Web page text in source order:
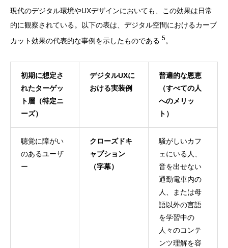
現代のデジタル環境やUXデザインにおいても、この効果は日常
的に観察されている。以下の表は、デジタル空間におけるカーブ
カット効果の代表的な事例を示したものである 5。
初期に想定さ
れたターゲッ
ト層（特定ニ
ーズ）
デジタルUXに
おける実装例
普遍的な恩恵
（すべての人
へのメリッ
ト）
聴覚に障がい
のあるユーザ
ー
クローズドキ
ャプション
（字幕）
騒がしいカフ
ェにいる人、
音を出せない
通勤電車内の
人、または母
語以外の言語
を学習中の
人々のコンテ
ンツ理解を容